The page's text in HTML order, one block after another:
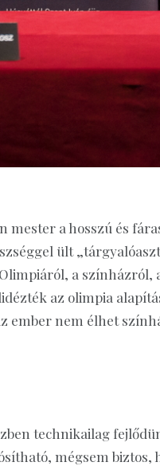
mester a hosszú és
ült
a színházról,
az olimpia
ember nem élhet
technikailag
mégsem biztos,